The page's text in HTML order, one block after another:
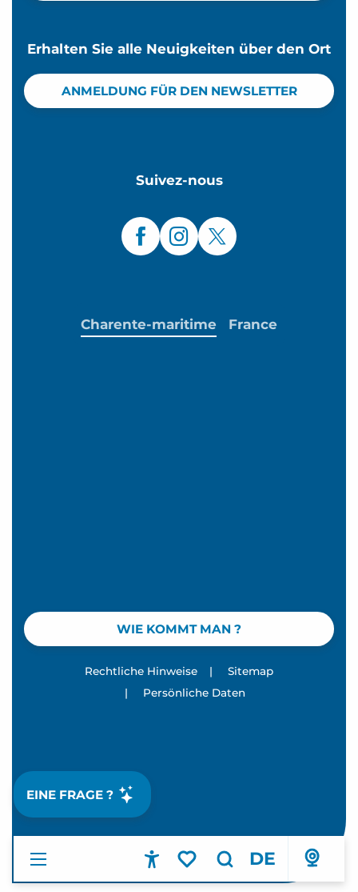
Accessibilité
Voir les favoris
Suche
DE
EINE FRAGE ?
Erhalten Sie alle Neuigkeiten über den Ort
ANMELDUNG FÜR DEN NEWSLETTER
Suivez-nous
WIE KOMMT MAN ?
Charente-maritime France
Rechtliche Hinweise |
Sitemap
|
Persönliche Daten